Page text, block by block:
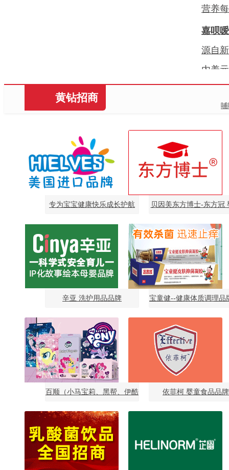
营养
嘉呗
源自
内养
黄钻招商
专为宝宝健康快乐成长护航 贝因美东方博士-东方冠
食品品牌
辛亚 洗护用品品牌 宝童健--健康体质调理品
童食品品牌
百顺（小马宝莉、黑帮、伊酷
熊果C） 婴童用品品牌
依菲柯 婴童食品品牌